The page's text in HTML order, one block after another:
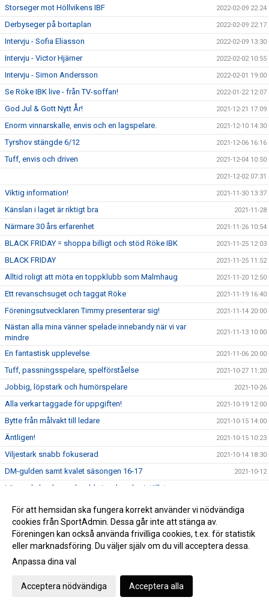
Storseger mot Höllvikens IBF 2022-02-09 22:24
Derbyseger på bortaplan 2022-02-09 22:17
Intervju - Sofia Eliasson 2022-02-09 13:30
Intervju - Victor Hjärner 2022-02-02 10:55
Intervju - Simon Andersson 2022-02-01 19:00
Se Röke IBK live - från TV-soffan! 2022-01-22 12:07
God Jul & Gott Nytt År! 2021-12-21 17:09
Enorm vinnarskalle, envis och en lagspelare. 2021-12-10 14:30
Tyrshov stängde 6/12 2021-12-06 16:16
Tuff, envis och driven 2021-12-04 10:50
2021-12-02 07:31
Viktig information! 2021-11-30 13:37
Känslan i laget är riktigt bra 2021-11-28
Närmare 30 års erfarenhet 2021-11-26 10:54
BLACK FRIDAY = shoppa billigt och stöd Röke IBK 2021-11-25 12:03
BLACK FRIDAY 2021-11-25 11:52
Alltid roligt att möta en toppklubb som Malmhaug 2021-11-20 12:50
Ett revanschsuget och taggat Röke 2021-11-19 16:40
Föreningsutvecklaren Timmy presenterar sig! 2021-11-14 20:00
Nästan alla mina vänner spelade innebandy när vi var
mindre
2021-11-13 10:00
En fantastisk upplevelse 2021-11-06 20:00
Tuff, passningsspelare, spelförståelse 2021-10-27 11:20
Jobbig, löpstark och humörspelare 2021-10-26
Alla verkar taggade för uppgiften! 2021-10-19 12:00
Bytte från målvakt till ledare 2021-10-15 14:00
Äntligen! 2021-10-15 10:23
Viljestark snabb fokuserad 2021-10-14 18:30
DM-gulden samt kvalet säsongen 16-17 2021-10-12
Lämnade hockyn och valde innebandyn istället
Spelintelligent, snabb och teknisk 2021-10-07 12:00
Vi är alla väldigt spelsugna och taggade
Hårt arbetande forward 2021-10-01 14:00
Laganda, glädje och tårar
För att hemsidan ska fungera korrekt använder vi nödvändiga
cookies från SportAdmin. Dessa går inte att stänga av.
Föreningen kan också använda frivilliga cookies, t.ex. för statistik
eller marknadsföring. Du väljer själv om du vill acceptera dessa.
Anpassa dina val
Acceptera nödvändiga Acceptera alla